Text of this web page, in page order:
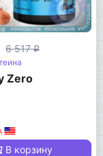
6 517q
Zero
В корзину